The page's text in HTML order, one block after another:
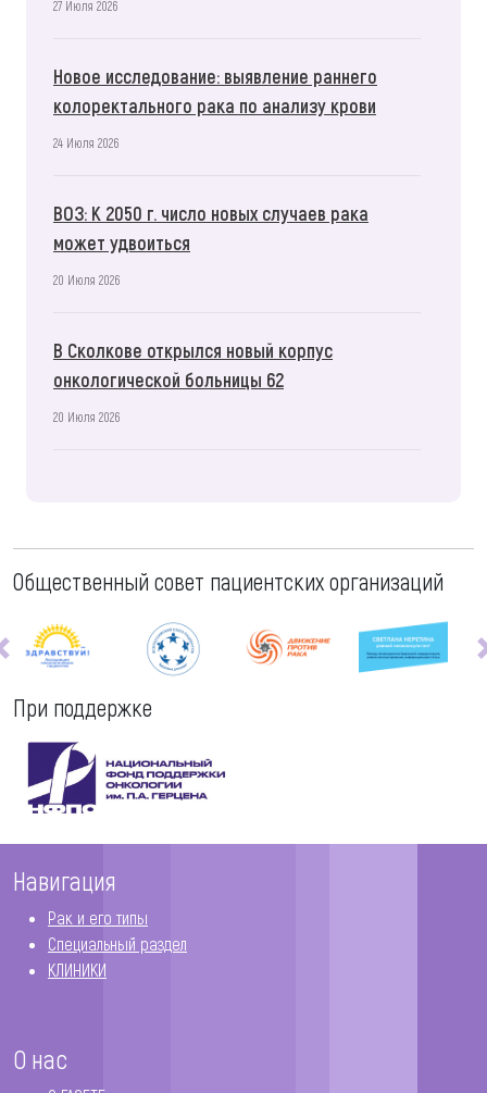
27 Июля 2026
Новое исследование: выявление раннего
колоректального рака по анализу крови
24 Июля 2026
ВОЗ: К 2050 г. число новых случаев рака
может удвоиться
20 Июля 2026
В Сколкове открылся новый корпус
онкологической больницы 62
20 Июля 2026
Общественный совет пациентских организаций
При поддержке
Навигация
Рак и его типы
Специальный раздел
КЛИНИКИ
О нас